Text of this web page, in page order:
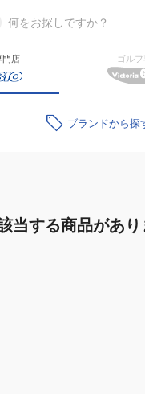
門店 ゴルフ
ブランド
当する商品があ